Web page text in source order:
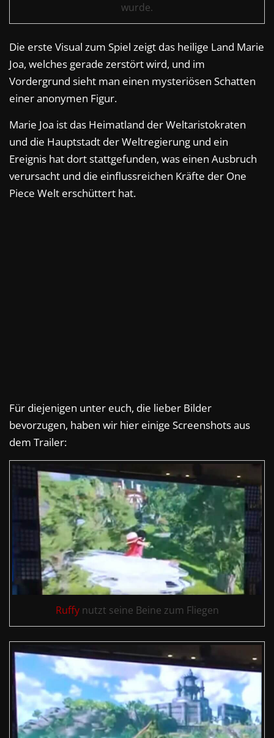
wurde.
Die erste Visual zum Spiel zeigt das heilige Land Marie
Joa, welches gerade zerstört wird, und im
Vordergrund sieht man einen mysteriösen Schatten
einer anonymen Figur.
Marie Joa ist das Heimatland der Weltaristokraten
und die Hauptstadt der Weltregierung und ein
Ereignis hat dort stattgefunden, was einen Ausbruch
verursacht und die einflussreichen Kräfte der One
Piece Welt erschüttert hat.
Für diejenigen unter euch, die lieber Bilder
bevorzugen, haben wir hier einige Screenshots aus
dem Trailer:
Ruffynutzt seine Beine zum Fliegen